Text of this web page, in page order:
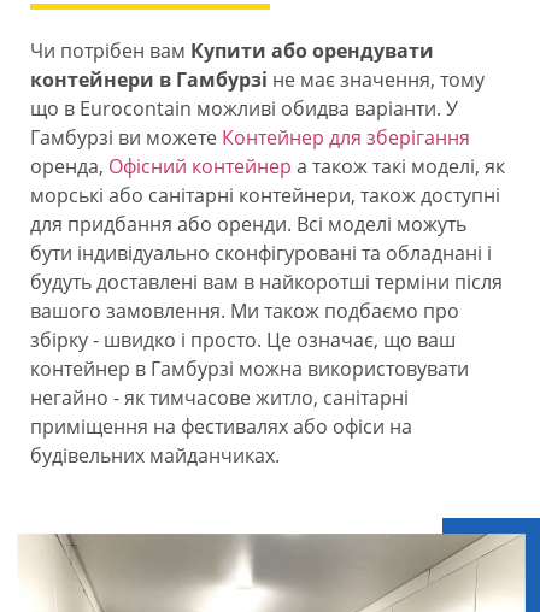
Чи потрібен вам Купити або орендувати
контейнери в Гамбурзі не має значення, тому
що в Eurocontain можливі обидва варіанти. У
Гамбурзі ви можете Контейнер для зберігання
оренда, Офісний контейнер а також такі моделі, як
морські або санітарні контейнери, також доступні
для придбання або оренди. Всі моделі можуть
бути індивідуально сконфігуровані та обладнані і
будуть доставлені вам в найкоротші терміни після
вашого замовлення. Ми також подбаємо про
збірку - швидко і просто. Це означає, що ваш
контейнер в Гамбурзі можна використовувати
негайно - як тимчасове житло, санітарні
приміщення на фестивалях або офіси на
будівельних майданчиках.